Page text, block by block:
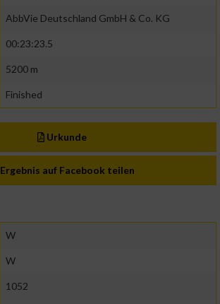
AbbVie Deutschland GmbH & Co. KG
00:23:23.5
5200 m
Finished
Urkunde
Ergebnis auf Facebook teilen
W
W
1052